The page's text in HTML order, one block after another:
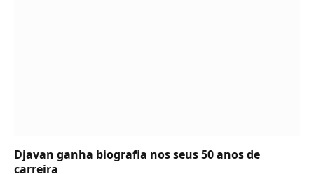
Djavan ganha biografia nos seus 50 anos de
carreira